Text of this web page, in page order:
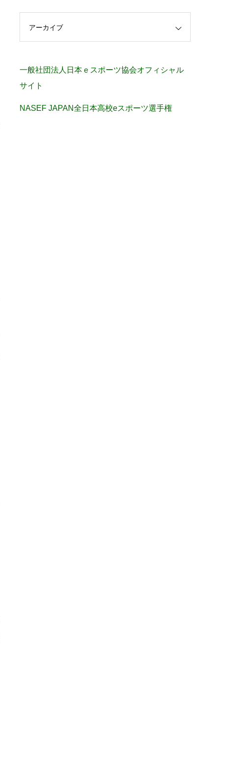
アーカイブ
一般社団法人日本ｅスポーツ協会オフィシャル
サイト
NASEF JAPAN全日本高校eスポーツ選手権